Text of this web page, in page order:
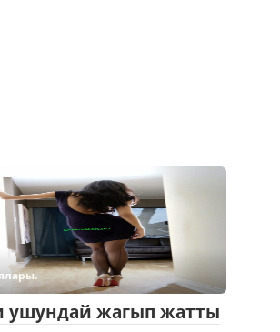
ушундай жагып жатты